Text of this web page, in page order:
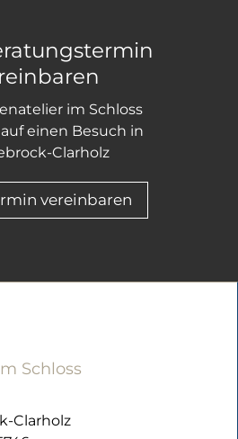
im Schloss
einen Besuch in
Clarholz
vereinbaren
Schloss
Clarholz